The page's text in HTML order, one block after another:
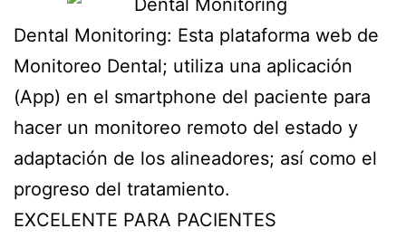
Dental Monitoring: Esta plataforma web de
Monitoreo Dental; utiliza una aplicación
(App) en el smartphone del paciente para
hacer un monitoreo remoto del estado y
adaptación de los alineadores; así como el
progreso del tratamiento.
EXCELENTE PARA PACIENTES